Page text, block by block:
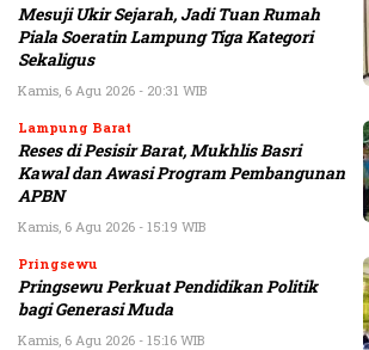
Mesuji Ukir Sejarah, Jadi Tuan Rumah
Piala Soeratin Lampung Tiga Kategori
Sekaligus
Kamis, 6 Agu 2026 - 20:31 WIB
Lampung Barat
Reses di Pesisir Barat, Mukhlis Basri
Kawal dan Awasi Program Pembangunan
APBN
Kamis, 6 Agu 2026 - 15:19 WIB
Pringsewu
Pringsewu Perkuat Pendidikan Politik
bagi Generasi Muda
Kamis, 6 Agu 2026 - 15:16 WIB